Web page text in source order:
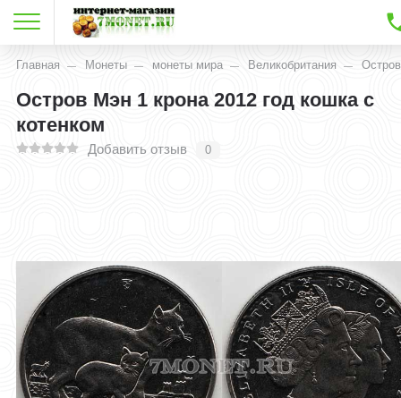
Главная Монеты монеты мира Великобритания
Остров Мэн 1 крона 2012 год кошка с
котенком
Добавить отзыв 0